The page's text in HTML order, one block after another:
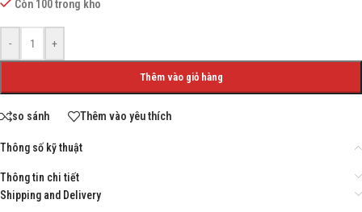
Còn 100 trong kho
- +
Thêm vào giỏ hàng
so sánh Thêm vào yêu thích
Thông số kỹ thuật
Thông tin chi tiết
Shipping and Delivery